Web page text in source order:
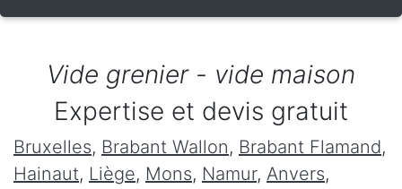
Vide grenier - vide maison
Expertise et devis gratuit
Bruxelles, Brabant Wallon, Brabant Flamand,
Hainaut, Liège, Mons, Namur, Anvers,